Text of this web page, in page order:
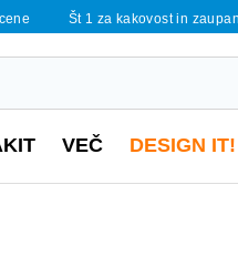
Št 1 za kakovost in
VEČ DESIGN IT!